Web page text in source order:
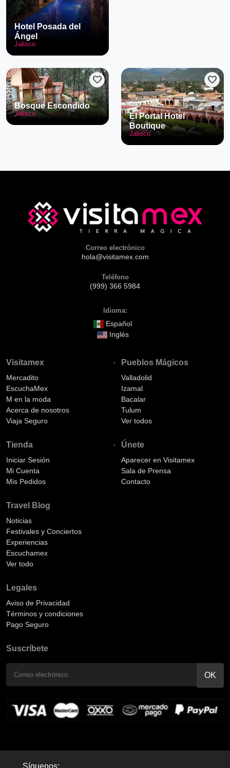
Hotel Posada del
Ángel
Jalisco
favorite
Bosque Escondido
Jalisco
favorite
El Portal Hotel
Boutique
Jalisco
Correo electrónico
hola@visitamex.com
Teléfono
(999) 366 5984
Idioma:
Español
Inglés
Visitamex
Mercadito
EscuchaMex
M en la moda
Acerca de nosotros
Viaja Seguro
Tienda
Iniciar Sesión
Mi Cuenta
Mis Pedidos
Pueblos Mágicos
Valladolid
Izamal
Bacalar
Tulum
Ver todos
Únete
Aparecer en Visitamex
Sala de Prensa
Contacto
Travel Blog
Noticias
Festivales y Conciertos
Experiencias
Escuchamex
Ver todo
Legales
Aviso de Privacidad
Términos y condiciones
Pago Seguro
Suscríbete